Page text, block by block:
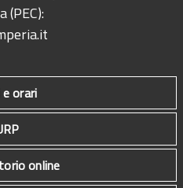
e orari
online